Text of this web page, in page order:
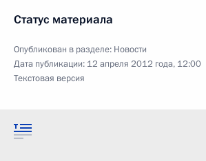
Статус материала
Опубликован в разделе: Новости
Дата публикации: 12 апреля 2012 года, 12:00
Текстовая версия